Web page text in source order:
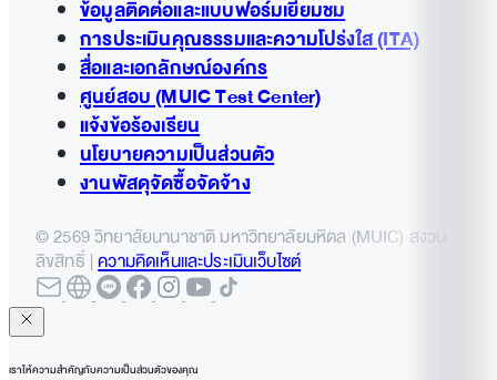
ข้อมูลติดต่อและแบบฟอร์มเยี่ยมชม
การประเมินคุณธรรมและความโปร่งใส (ITA)
สื่อและเอกลักษณ์องค์กร
ศูนย์สอบ (MUIC Test Center)
แจ้งข้อร้องเรียน
นโยบายความเป็นส่วนตัว
งานพัสดุจัดซื้อจัดจ้าง
© 2569 วิทยาลัยนานาชาติ มหาวิทยาลัยมหิดล (MUIC) สงวน
ลิขสิทธิ์ |ความคิดเห็นและประเมินเว็บไซต์
เราให้ความสำคัญกับความเป็นส่วนตัวของคุณ